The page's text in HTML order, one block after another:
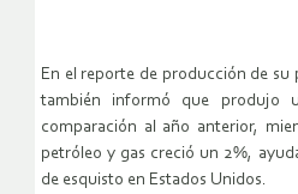
En el reporte de producción de su
también informó que produjo
comparación al año anterior,
petróleo y gas creció un 2%,
de esquisto en Estados Unidos.